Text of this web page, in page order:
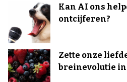
Kan AI ons
ontcijferen?
Zette onze
breinevolutie in